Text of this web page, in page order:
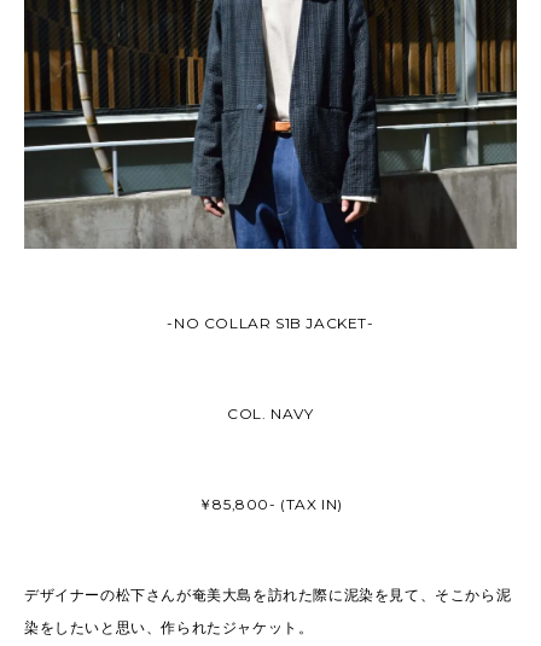
-NO COLLAR S1B JACKET-
COL. NAVY
￥85,800- (TAX IN)
デザイナーの松下さんが奄美大島を訪れた際に泥染を見て、そこから泥
染をしたいと思い、作られたジャケット。